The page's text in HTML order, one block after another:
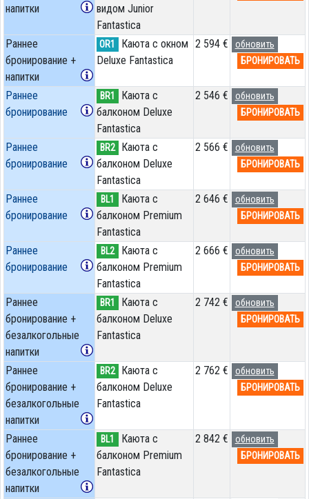
напитки
видом Junior
Fantastica
Раннее
бронирование +
напитки
OR1
Каюта с окном
Deluxe Fantastica
2 594 €
обновить
БРОНИРОВАТЬ
Раннее
бронирование
BR1
Каюта с
балконом Deluxe
Fantastica
2 546 €
обновить
БРОНИРОВАТЬ
Раннее
бронирование
BR2
Каюта с
балконом Deluxe
Fantastica
2 566 €
обновить
БРОНИРОВАТЬ
Раннее
бронирование
BL1
Каюта с
балконом Premium
Fantastica
2 646 €
обновить
БРОНИРОВАТЬ
Раннее
бронирование
BL2
Каюта с
балконом Premium
Fantastica
2 666 €
обновить
БРОНИРОВАТЬ
Раннее
бронирование +
безалкогольные
напитки
BR1
Каюта с
балконом Deluxe
Fantastica
2 742 €
обновить
БРОНИРОВАТЬ
Раннее
бронирование +
безалкогольные
напитки
BR2
Каюта с
балконом Deluxe
Fantastica
2 762 €
обновить
БРОНИРОВАТЬ
Раннее
бронирование +
безалкогольные
напитки
BL1
Каюта с
балконом Premium
Fantastica
2 842 €
обновить
БРОНИРОВАТЬ